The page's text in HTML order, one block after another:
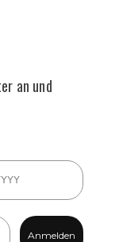
an und
Anmelden